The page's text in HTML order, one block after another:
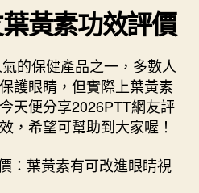
黃素功效評價
的保健產品之一，多數人
護眼睛，但實際上葉黃素
天便分享2026PTT網友評
，希望可幫助到大家喔！
：葉黃素有可改進眼睛視